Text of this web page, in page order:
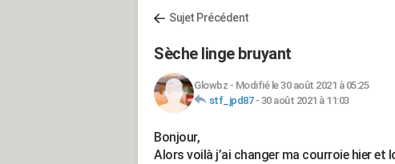
Sujet Précédent
Sèche linge bruyant
Glowbz - Modifié le 30 août 2021 à 05:25
stf_jpd87- 30 août 2021 à 11:03
Bonjour,
Alors voilà j’ai changer ma courroie hier et